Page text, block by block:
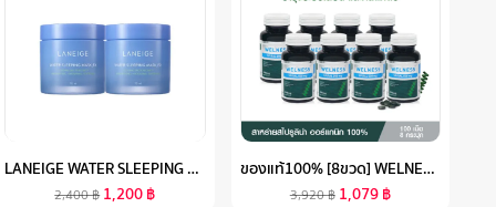
LANEIGE WATER SLEEPING MASK_EX 70ML 2ชิ้น ลาเนจ วอเตอร์ สลิปปิ้ง มาส์ก อีเอ็กซ์ มาส์กให้ความชุ่มชื้น กระจ่างใส บำรุงผิว
2,400฿ 1,200฿
ของแท้100% [8ขวด] WELNESS SPIRAL 100 เม็ด ผลิตภัณฑ์เสริมอาหารสาหร่ายสไปรูลิน่า100% สาหร่ายเกลียวทอง ปรับสมดุลให้ร่างกาย BY TV DIRECT
3,920฿ 1,079฿